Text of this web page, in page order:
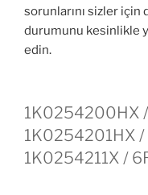
sorunlarını sizler
durumunu kesinlikle
edin.
1K0254200HX
1K0254201HX
1K0254211X /